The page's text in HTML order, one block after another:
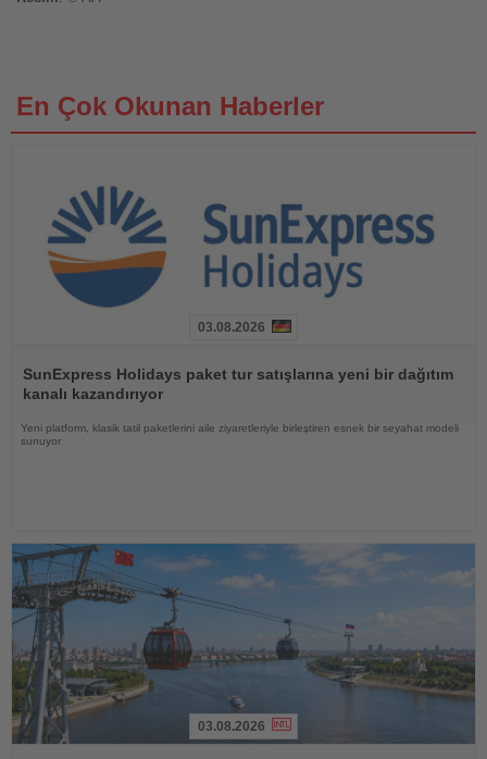
En Çok Okunan Haberler
Oku
03.08.2026
SunExpress Holidays paket tur satışlarına yeni bir dağıtım
kanalı kazandırıyor
Yeni platform, klasik tatil paketlerini aile ziyaretleriyle birleştiren esnek bir seyahat modeli
sunuyor
03.08.2026